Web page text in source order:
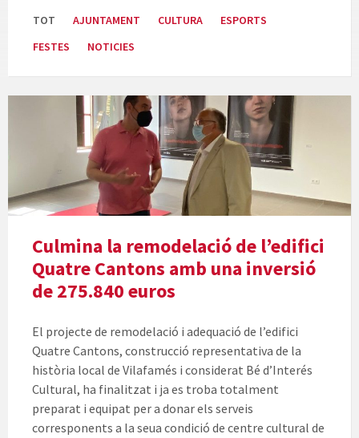
TOT AJUNTAMENT CULTURA
ESPORTS
FESTES
NOTICIES
Culmina la remodelació de l’edifici
Quatre Cantons amb una inversió
de 275.840 euros
El projecte de remodelació i adequació de l’edifici
Quatre Cantons, construcció representativa de la
història local de Vilafamés i considerat Bé d’Interés
Cultural, ha finalitzat i ja es troba totalment
preparat i equipat per a donar els serveis
corresponents a la seua condició de centre cultural de